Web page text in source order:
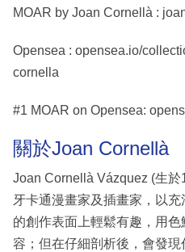
MOAR by Joan Cornellà :
Opensea : opensea.io/
cornella
#1 MOAR on Opensea:
關於Joan Cornellà
Joan Cornellà Vázquez (生
牙卡通漫畫家及插畫家，以
的創作表面上輕鬆有趣，用
容；但在仔細剖析後，會發